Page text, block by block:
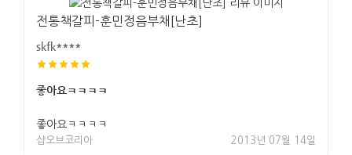
전통책갈피-훈민정음부채[난초]
skfk****
좋아요ㅋㅋㅋㅋ
좋아요ㅋㅋㅋㅋ
샵오브코리아 2013년 07월 14일